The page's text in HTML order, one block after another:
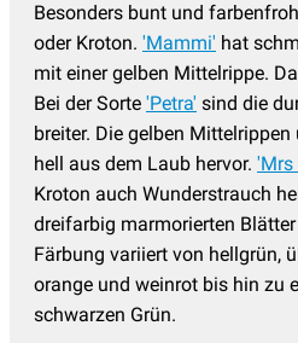
Besonders bunt und
oder Kroton. 'Mammi' hat
mit einer gelben Mittelrippe.
Bei der Sorte 'Petra' sind die
breiter. Die gelben
hell aus dem Laub hervor. 'Mrs
Kroton auch Wunderstrauch
dreifarbig marmorierten
Färbung variiert von hellgrün,
orange und weinrot bis hin zu
schwarzen Grün.